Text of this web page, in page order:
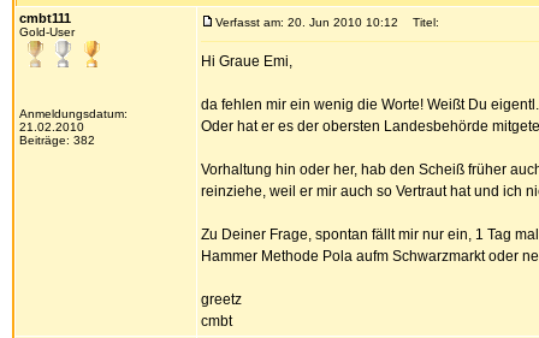
cmbt111
Gold-User
Anmeldungsdatum:
21.02.2010
Beiträge: 382
Verfasst am: 20. Jun 2010 10:12 Titel:
Hi Graue Emi,
da fehlen mir ein wenig die Worte! Weißt Du
Oder hat er es der obersten Landesbehörde
Vorhaltung hin oder her, hab den Scheiß früher
reinziehe, weil er mir auch so Vertraut hat und ich
Zu Deiner Frage, spontan fällt mir nur ein, 1 Tag
Hammer Methode Pola aufm Schwarzmarkt oder
greetz
cmbt